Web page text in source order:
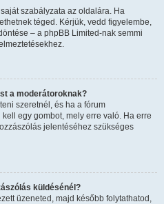
szabályzata az oldalára. Ha
téged. Kérjük, vedd figyelembe,
– a phpBB Limited-nak semmi
a moderátoroknak?
szeretnél, és ha a fórum
egy gombot, mely erre való. Ha erre
jelentéséhez szükséges
küldésénél?
üzeneted, majd később folytathatod,